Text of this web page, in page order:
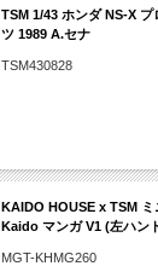
TSM 1/43 ホンダ NS-X
ツ 1989 A.セナ
TSM430828
KAIDO HOUSE x TSM
Kaido マンガ V1 (左ハン
MGT-KHMG260